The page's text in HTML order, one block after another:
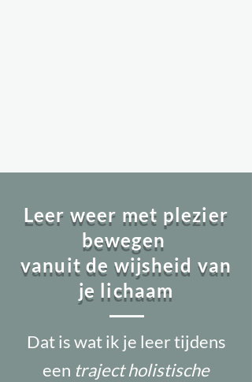
Leer weer met plezier
bewegen
vanuit de wijsheid van
je lichaam
Dat is wat ik je leer tijdens
een traject holistische